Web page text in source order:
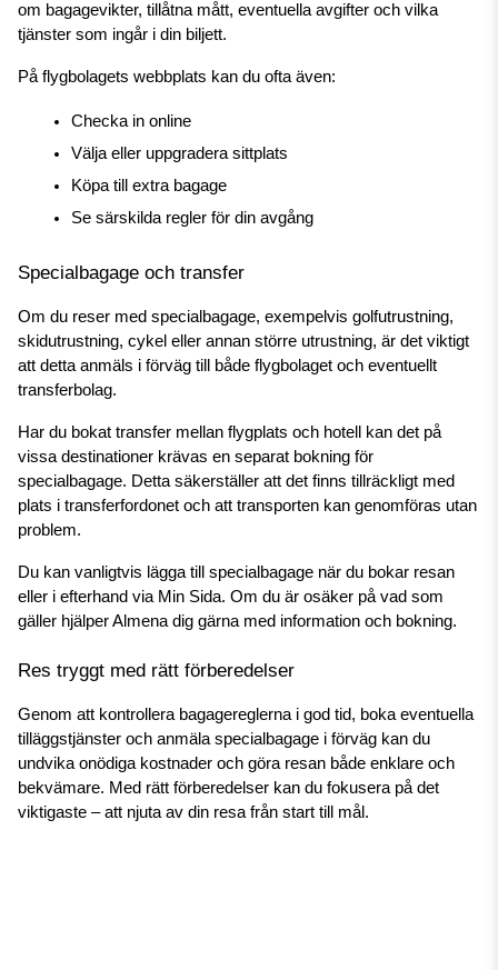
om bagagevikter, tillåtna mått, eventuella avgifter och vilka
tjänster som ingår i din biljett.
På flygbolagets webbplats kan du ofta även:
Checka in online
Välja eller uppgradera sittplats
Köpa till extra bagage
Se särskilda regler för din avgång
Specialbagage och transfer
Om du reser med specialbagage, exempelvis golfutrustning,
skidutrustning, cykel eller annan större utrustning, är det viktigt
att detta anmäls i förväg till både flygbolaget och eventuellt
transferbolag.
Har du bokat transfer mellan flygplats och hotell kan det på
vissa destinationer krävas en separat bokning för
specialbagage. Detta säkerställer att det finns tillräckligt med
plats i transferfordonet och att transporten kan genomföras utan
problem.
Du kan vanligtvis lägga till specialbagage när du bokar resan
eller i efterhand via Min Sida. Om du är osäker på vad som
gäller hjälper Almena dig gärna med information och bokning.
Res tryggt med rätt förberedelser
Genom att kontrollera bagagereglerna i god tid, boka eventuella
tilläggstjänster och anmäla specialbagage i förväg kan du
undvika onödiga kostnader och göra resan både enklare och
bekvämare. Med rätt förberedelser kan du fokusera på det
viktigaste – att njuta av din resa från start till mål.